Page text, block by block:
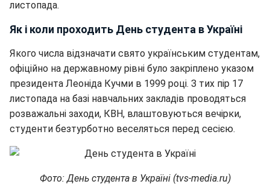
листопада.
Як і коли проходить День студента в Україні
Якого числа відзначати свято українським студентам,
офіційно на державному рівні було закріплено указом
президента Леоніда Кучми в 1999 році. З тих пір 17
листопада на базі навчальних закладів проводяться
розважальні заходи, КВН, влаштовуються вечірки,
студенти безтурботно веселяться перед сесією.
Фото: День студента в Україні (tvs-media.ru)